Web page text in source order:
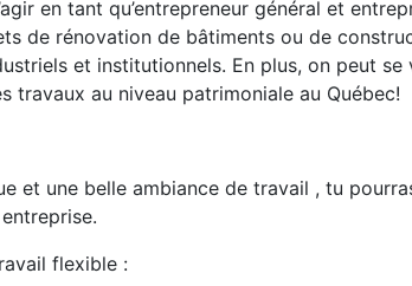
en tant qu’entrepreneur général et
de rénovation de bâtiments ou de
et institutionnels. En plus, on peut se
travaux au niveau patrimoniale au Québec!
et une belle ambiance de travail , tu
flexible :